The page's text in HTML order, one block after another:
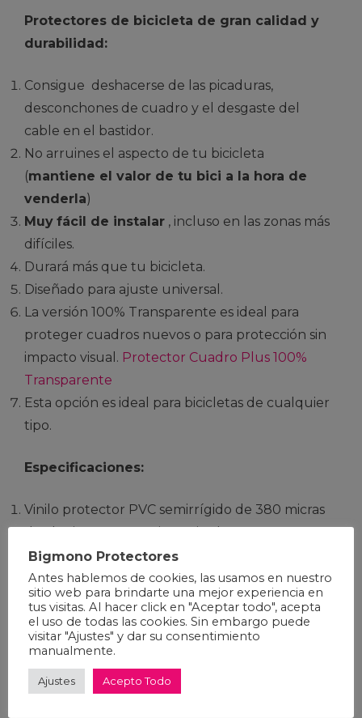
Protectores de bicicleta de gran calidad y
durabilidad:
Consigue deshacerse de las picaduras,
desconchones de cuadro y el desgaste del
cable en el bastidor.
No arruines el aspecto de tu bicicleta
(mantiene el valor de tu bici a la hora de
venderla)
Muy fácil de instalar , incluso en las zonas más
difíciles.
Durará más que tu bicicleta.
Diseñado para ajuste universal.
La versión 100% Transparente es ideal para
proteger cuadros nuevos o para protección sin
impacto visual. Protector Cuadro Plus 100%
Transparente
Esta opción es ideal para bicicletas de cualquier
tipo.
Especificaciones:
Vinilo protector PVC semirrígido de 380 micras
de alto impacto y resistencia al roce.
Peso mínimo (28 gramos / 0.98 onzas
Material 100% trasparente (pasa totalmente
desapercibido)Protector Cuadro Plus 100%
Transparente
Fácil de instalar.
Materiales de grado automotriz. No amarillea
con el tiempo. Garantizado
Bigmono Protectores
Antes hablemos de cookies, las usamos en nuestro
sitio web para brindarte una mejor experiencia en
tus visitas. Al hacer click en "Aceptar todo", acepta
el uso de todas las cookies. Sin embargo puede
visitar "Ajustes" y dar su consentimiento
manualmente.
Ajustes Acepto Todo